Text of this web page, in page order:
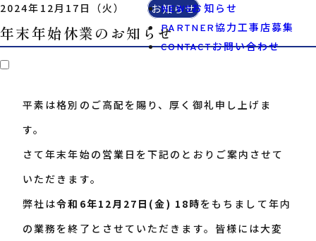
NEWSお知らせ
PARTNER協力工事店募集
CONTACTお問い合わせ
2024年12月17日（火） お知らせ
年末年始休業のお知らせ
平素は格別のご高配を賜り、厚く御礼申し上げま
す。
さて年末年始の営業日を下記のとおりご案内させて
いただきます。
弊社は令和6年12月27日(金) 18時をもちまして年内
の業務を終了とさせていただきます。皆様には大変